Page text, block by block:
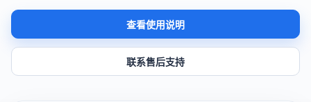
查看使用说明
联系售后支持